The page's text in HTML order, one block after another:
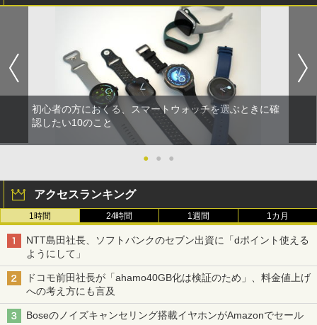
初心者の方におくる、スマートウォッチを選ぶときに確
認したい10のこと
● ● ●
アクセスランキング
1時間 24時間 1週間 1カ月
NTT島田社長、ソフトバンクのセブン出資に「dポイント使える
ようにして」
ドコモ前田社長が「ahamo40GB化は検証のため」、料金値上げ
への考え方にも言及
Boseのノイズキャンセリング搭載イヤホンがAmazonでセール